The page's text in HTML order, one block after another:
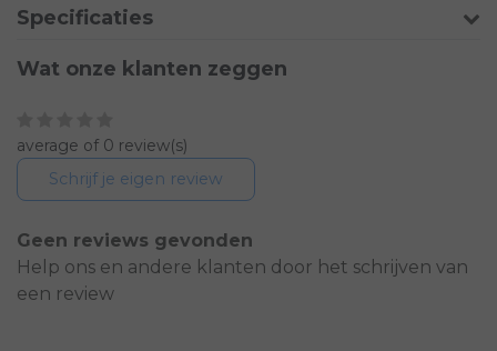
Specificaties
Wat onze klanten zeggen
average of 0 review(s)
Schrijf je eigen review
Geen reviews gevonden
Help ons en andere klanten door het schrijven van
een review